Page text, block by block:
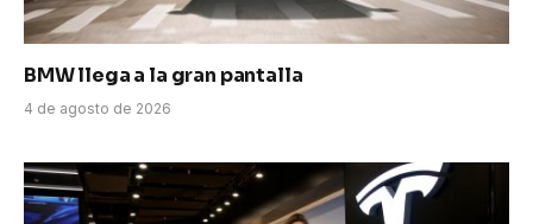
BMW llega a la gran pantalla
4 de agosto de 2026